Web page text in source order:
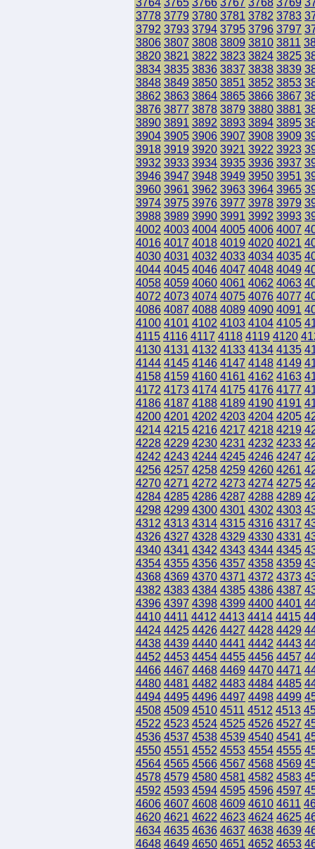
3778 3779 3780 3781 3782 3783
3792 3793 3794 3795 3796 3797
3806 3807 3808 3809 3810 3811
3820 3821 3822 3823 3824 3825
3834 3835 3836 3837 3838 3839
3848 3849 3850 3851 3852 3853
3862 3863 3864 3865 3866 3867
3876 3877 3878 3879 3880 3881
3890 3891 3892 3893 3894 3895
3904 3905 3906 3907 3908 3909
3918 3919 3920 3921 3922 3923
3932 3933 3934 3935 3936 3937
3946 3947 3948 3949 3950 3951
3960 3961 3962 3963 3964 3965
3974 3975 3976 3977 3978 3979
3988 3989 3990 3991 3992 3993
4002 4003 4004 4005 4006 4007
4016 4017 4018 4019 4020 4021
4030 4031 4032 4033 4034 4035
4044 4045 4046 4047 4048 4049
4058 4059 4060 4061 4062 4063
4072 4073 4074 4075 4076 4077
4086 4087 4088 4089 4090 4091
4100 4101 4102 4103 4104 4105
4115 4116 4117 4118 4119 4120
4130 4131 4132 4133 4134 4135
4144 4145 4146 4147 4148 4149
4158 4159 4160 4161 4162 4163
4172 4173 4174 4175 4176 4177
4186 4187 4188 4189 4190 4191
4200 4201 4202 4203 4204 4205
4214 4215 4216 4217 4218 4219
4228 4229 4230 4231 4232 4233
4242 4243 4244 4245 4246 4247
4256 4257 4258 4259 4260 4261
4270 4271 4272 4273 4274 4275
4284 4285 4286 4287 4288 4289
4298 4299 4300 4301 4302 4303
4312 4313 4314 4315 4316 4317
4326 4327 4328 4329 4330 4331
4340 4341 4342 4343 4344 4345
4354 4355 4356 4357 4358 4359
4368 4369 4370 4371 4372 4373
4382 4383 4384 4385 4386 4387
4396 4397 4398 4399 4400 4401
4410 4411 4412 4413 4414 4415
4424 4425 4426 4427 4428 4429
4438 4439 4440 4441 4442 4443
4452 4453 4454 4455 4456 4457
4466 4467 4468 4469 4470 4471
4480 4481 4482 4483 4484 4485
4494 4495 4496 4497 4498 4499
4508 4509 4510 4511 4512 4513
4522 4523 4524 4525 4526 4527
4536 4537 4538 4539 4540 4541
4550 4551 4552 4553 4554 4555
4564 4565 4566 4567 4568 4569
4578 4579 4580 4581 4582 4583
4592 4593 4594 4595 4596 4597
4606 4607 4608 4609 4610 4611
4620 4621 4622 4623 4624 4625
4634 4635 4636 4637 4638 4639
4648 4649 4650 4651 4652 4653